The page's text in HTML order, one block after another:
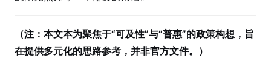
（注：本文本为聚焦于“可及性”与“普惠”的政策构想，旨
在提供多元化的思路参考，并非官方文件。）